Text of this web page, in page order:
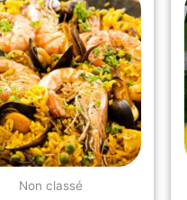
Non classé